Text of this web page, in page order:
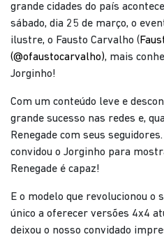
grande cidades do país
sábado, dia 25 de março, o
ilustre, o Fausto Carvalho (
(@ofaustocarvalho), mais
Jorginho!
Com um conteúdo leve e
grande sucesso nas redes e,
Renegade com seus
convidou o Jorginho para
Renegade é capaz!
E o modelo que revolucionou o
único a oferecer versões 4x4
deixou o nosso convidado